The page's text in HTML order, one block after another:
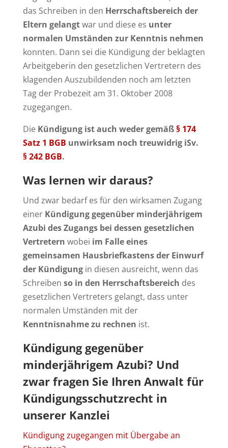
das Schreiben in den Herrschaftsbereich der
Eltern gelangtwar und diese es unter
normalen Umständen zur Kenntnis nehmen
konnten. Dann sei die Kündigung der beklagten
Arbeitgeberin den gesetzlichen Vertretern des
klagenden Auszubildenden noch am letzten
Tag der Probezeit am 31. Oktober 2008
zugegangen.
Die Kündigung ist auch weder gemäß§ 174
Satz 1 BGB unwirksam noch treuwidrig iSv.
§ 242 BGB.
Was lernen wir daraus?
Und zwar bedarf es für den wirksamen Zugang
einer Kündigung gegenüber minderjährigem
Azubi des Zugangs bei dessen gesetzlichen
Vertretern wobei im Falle eines
gemeinsamen Hausbriefkastens der Einwurf
der Kündigungin diesen ausreicht, wenn das
Schreiben so in den Herrschaftsbereich des
gesetzlichen Vertreters gelangt, dass unter
normalen Umständen mit der
Kenntnisnahme zu rechnen ist.
Kündigung gegenüber
minderjährigem Azubi? Und
zwar fragen Sie Ihren Anwalt für
Kündigungsschutzrecht in
unserer Kanzlei
Kündigung zugegangen mit Übergabe an